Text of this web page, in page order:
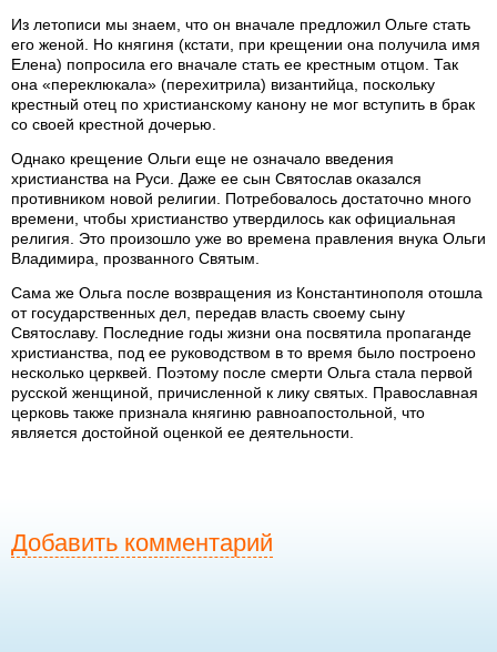
Из летописи мы знаем, что он вначале предложил Ольге стать
его женой. Но княгиня (кстати, при крещении она получила имя
Елена) попросила его вначале стать ее крестным отцом. Так
она «переклюкала» (перехитрила) византийца, поскольку
крестный отец по христианскому канону не мог вступить в брак
со своей крестной дочерью.
Однако крещение Ольги еще не означало введения
христианства на Руси. Даже ее сын Святослав оказался
противником новой религии. Потребовалось достаточно много
времени, чтобы христианство утвердилось как официальная
религия. Это произошло уже во времена правления внука Ольги
Владимира, прозванного Святым.
Сама же Ольга после возвращения из Константинополя отошла
от государственных дел, передав власть своему сыну
Святославу. Последние годы жизни она посвятила пропаганде
христианства, под ее руководством в то время было построено
несколько церквей. Поэтому после смерти Ольга стала первой
русской женщиной, причисленной к лику святых. Православная
церковь также признала княгиню равноапостольной, что
является достойной оценкой ее деятельности.
Добавить комментарий